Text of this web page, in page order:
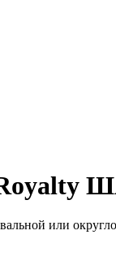
Royalty
или